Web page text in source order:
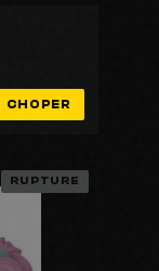
CHOPER
RUPTURE